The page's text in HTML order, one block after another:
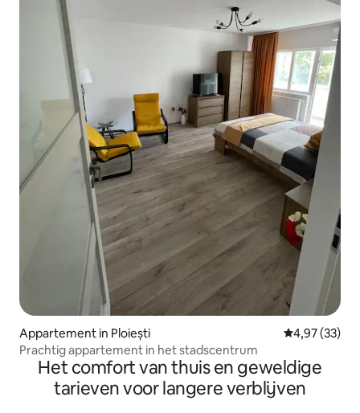
Appartement in Ploiești Gemiddelde
4,97 (33)
Prachtig appartement in het stadscentrum
Het comfort van thuis en geweldige
tarieven voor langere verblijven